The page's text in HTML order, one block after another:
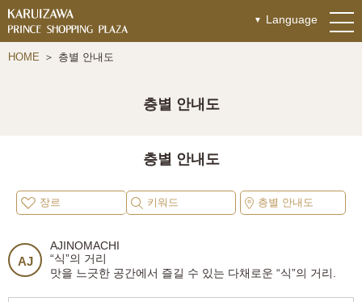
Language
HOME 층별 안내도
층별 안내도
층별 안내도
장르 키워드 층별 안내도
AJ
AJINOMACHI
“식”의 거리
맛을 느긋한 공간에서 즐길 수 있는 다채로운 “식”의 거리.